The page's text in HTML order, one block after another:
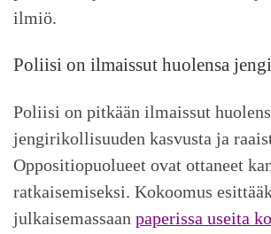
ilmiö.
Poliisi on ilmaissut huolensa
Poliisi on pitkään ilmaissut
jengirikollisuuden kasvusta ja
Oppositiopuolueet ovat ottaneet
ratkaisemiseksi. Kokoomus
julkaisemassaan paperissa useita